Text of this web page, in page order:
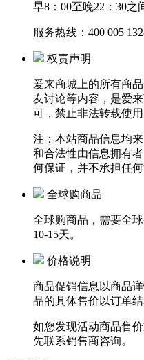
早8：00至晚22：30之
服务热线： 400 005
权责声明
爱来商城上的所有商
友讨论等内容，是爱
可，禁止非法转载使用
注：本站商品信息均
和合法性由信息拥有
何保证，并不承担任何
全球购商品
全球购商品，需要全球
10-15天。
价格说明
商品促销信息以商品
品的具体售价以订单
如您发现活动商品售
先联系销售商咨询。